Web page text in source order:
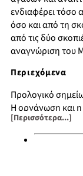
ενδιαφέρει τόσο
όσο και από τη
από τις δύο
αναγνώριση του
Περιεχόμενα
Προλογικό
Η οργάνωση και η
Το πρόγραμμα της
Προσφωνήσεις,
[Περισσότερα...]